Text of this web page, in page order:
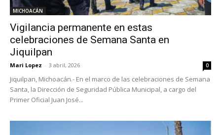
MICHOACÁN
Vigilancia permanente en estas
celebraciones de Semana Santa en
Jiquilpan
Mari Lopez - 3 abril, 2026 0
Jiquilpan, Michoacán.- En el marco de las celebraciones de Semana
Santa, la Dirección de Seguridad Pública Municipal, a cargo del
Primer Oficial Juan José...